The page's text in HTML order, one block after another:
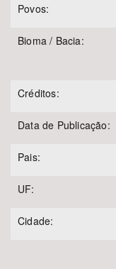
Povos:
Bioma / Bacia:
Créditos:
Data de Publicação:
Pais:
UF:
Cidade: